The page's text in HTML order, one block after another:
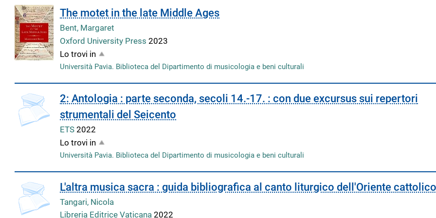
The motet in the late Middle Ages
Bent, Margaret
Oxford University Press2023
Lo trovi in
Università Pavia. Biblioteca del Dipartimento di musicologia e beni culturali
2: Antologia : parte seconda, secoli 14.-17. : con due excursus sui repertori
strumentali del Seicento
ETS2022
Lo trovi in
Università Pavia. Biblioteca del Dipartimento di musicologia e beni culturali
L'altra musica sacra : guida bibliografica al canto liturgico dell'Oriente
Tangari, Nicola
Libreria Editrice Vaticana2022